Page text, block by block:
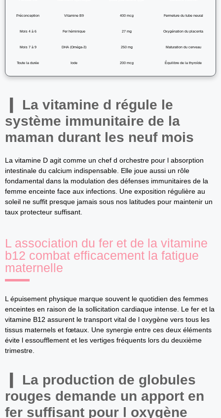
Préconception Vitamine B9 400 mcg Fermeture du tube neural
Mois 4 à 6 Fer héminique 27 mg Oxygénation du placenta
Mois 7 à 9 DHA (Oméga-3) 250 mg Maturation du cerveau
Toute la durée Iode 200 mcg Équilibre de la thyroïde
La vitamine d régule le
système immunitaire de la
maman durant les neuf mois
La vitamine D agit comme un chef d orchestre pour l absorption
intestinale du calcium indispensable. Elle joue aussi un rôle
fondamental dans la modulation des défenses immunitaires de la
femme enceinte face aux infections. Une exposition régulière au
soleil ne suffit presque jamais sous nos latitudes pour maintenir un
taux protecteur suffisant.
L association du fer et de la vitamine
b12 combat efficacement la fatigue
maternelle
L épuisement physique marque souvent le quotidien des femmes
enceintes en raison de la sollicitation cardiaque intense. Le fer et la
vitamine B12 assurent le transport vital de l oxygène vers tous les
tissus maternels et fœtaux. Une synergie entre ces deux éléments
évite l essoufflement et les vertiges fréquents lors du deuxième
trimestre.
La production de globules
rouges demande un apport en
fer suffisant pour l oxygène